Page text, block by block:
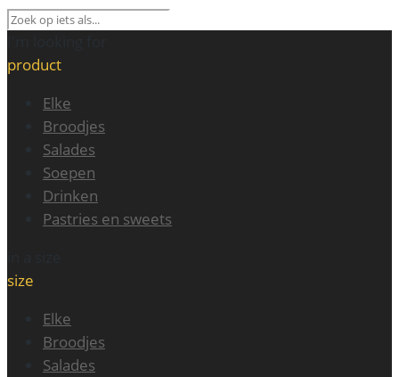
product
Elke
Broodjes
Salades
Soepen
Drinken
Pastries en sweets
size
Elke
Broodjes
Salades